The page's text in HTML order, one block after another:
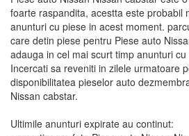
foarte raspandita, acestta este probabil
anunturi cu piese in acest moment.
care detin piese pentru Piese auto
adauga in cel mai scurt timp anunturi
Incercati sa reveniti in zilele urmatoare
disponibilitatea pieselor auto
Nissan cabstar.
Ultimile anunturi expirate au continut: